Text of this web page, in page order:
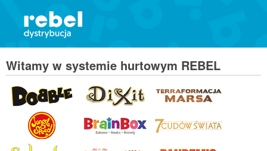
Witamy w systemie hurtowym REBEL